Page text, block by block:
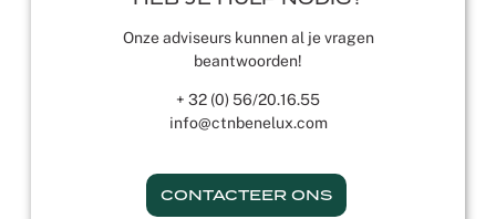
Onze adviseurs kunnen al je vragen
beantwoorden!
+ 32 (0) 56/20.16.55
info@ctnbenelux.com
CONTACTEER ONS